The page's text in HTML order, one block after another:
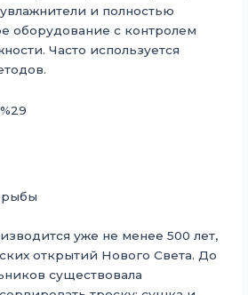
и полностью
оборудование с контролем
Часто используется
уже не менее 500 лет,
открытий Нового Света. До
существовала